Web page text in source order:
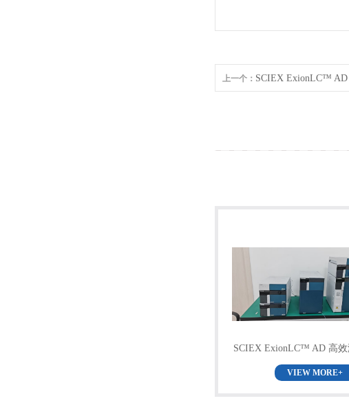
上一个： SCIEX ExionLC™ AD
SCIEX ExionLC™ AD 高
统（HPLC）
VIEW MORE+